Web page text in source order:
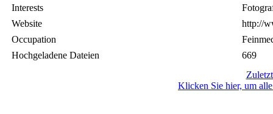
Interests
Website
http://
Occupation
Hochgeladene Dateien
669
Klicken Sie hier, um